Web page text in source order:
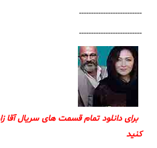
--------------------------
--------------------------
برای دانلود تمام قسمت های سریال
کنید